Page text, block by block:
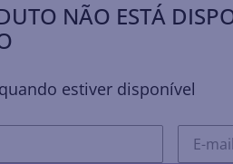
NÃO ESTÁ
estiver disponível